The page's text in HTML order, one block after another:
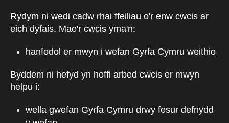
Rydym ni wedi cadw rhai ffeiliau o'r enw cwcis ar
eich dyfais. Mae'r cwcis yma'n:
hanfodol er mwyn i wefan Gyrfa Cymru weithio
Byddem ni hefyd yn hoffi arbed cwcis er mwyn
helpu i:
wella gwefan Gyrfa Cymru drwy fesur defnydd